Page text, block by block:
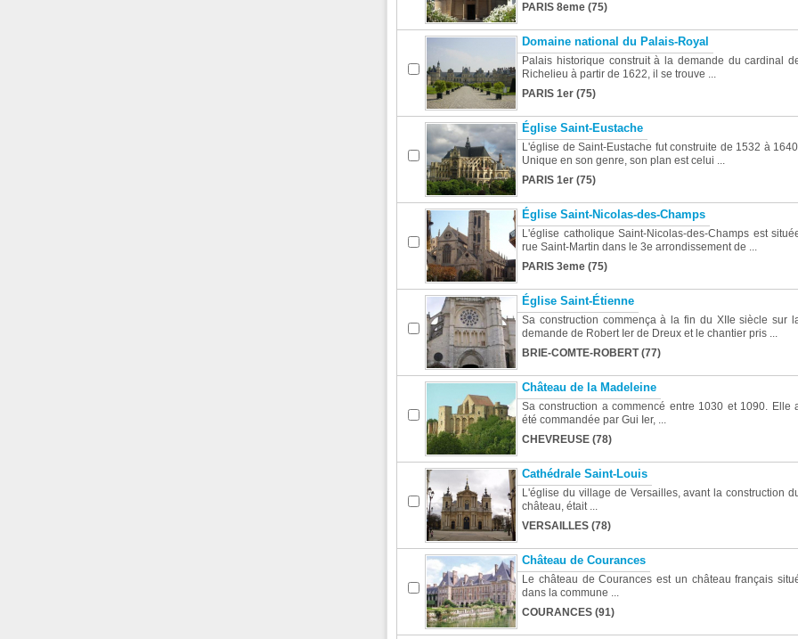
PARIS 8eme (75)
Domaine national du Palais-Royal
Palais historique construit à la demande du cardinal
Richelieu à partir de 1622, il se trouve ...
PARIS 1er (75)
Église Saint-Eustache
L'église de Saint-Eustache fut construite de 1532 à
Unique en son genre, son plan est celui ...
PARIS 1er (75)
Église Saint-Nicolas-des-Champs
L'église catholique Saint-Nicolas-des-Champs est
rue Saint-Martin dans le 3e arrondissement de ...
PARIS 3eme (75)
Église Saint-Étienne
Sa construction commença à la fin du XIIe siècle sur
demande de Robert Ier de Dreux et le chantier pris ...
BRIE-COMTE-ROBERT (77)
Château de la Madeleine
Sa construction a commencé entre 1030 et 1090. Elle
été commandée par Gui Ier, ...
CHEVREUSE (78)
Cathédrale Saint-Louis
L'église du village de Versailles, avant la construction
château, était ...
VERSAILLES (78)
Château de Courances
Le château de Courances est un château français
dans la commune ...
COURANCES (91)